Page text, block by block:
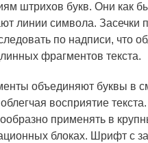
штрихов букв. Они как
линии символа. Засечки
по надписи, что
фрагментов текста.
объединяют буквы в
облегчая восприятие
применять в
блоках. Шрифт с